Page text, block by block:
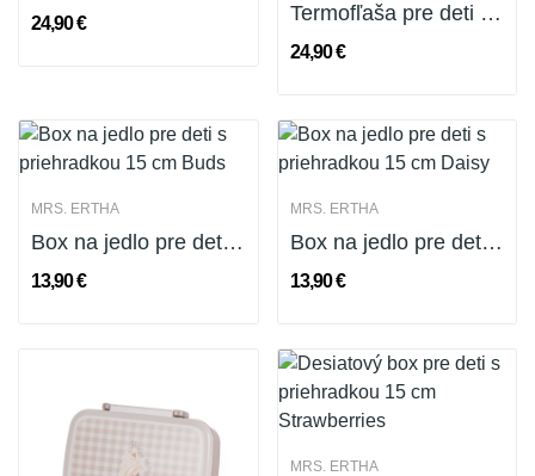
24,90 € Termofľaša pre deti so slamkou 350 ml Strawberries
24,90 €
MRS. ERTHA
Box na jedlo pre deti s priehradkou 15 cm Buds
13,90 €
MRS. ERTHA
Box na jedlo pre deti s priehradkou 15 cm Daisy
13,90 €
MRS. ERTHA